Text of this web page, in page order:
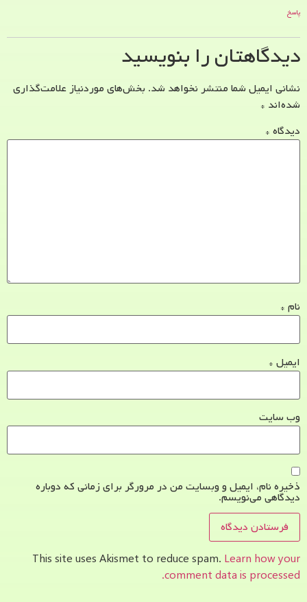
پاسخ
دیدگاهتان را بنویسید
نشانی ایمیل شما منتشر نخواهد شد. بخش‌های موردنیاز علامت‌گذاری
شده‌اند *
دیدگاه *
نام *
ایمیل *
وب‌ سایت
ذخیره نام، ایمیل و وبسایت من در مرورگر برای زمانی که دوباره
دیدگاهی می‌نویسم.
This site uses Akismet to reduce spam. Learn how your
comment data is processed.